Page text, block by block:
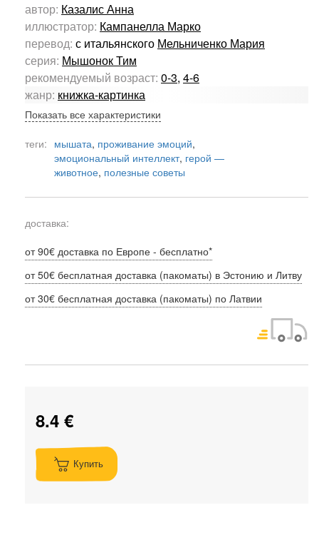
автор: Казалис Анна
иллюстратор: Кампанелла Марко
перевод: с итальянского Мельниченко Мария
серия: Мышонок Тим
рекомендуемый возраст: 0-3, 4-6
жанр: книжка-картинка
Показать все характеристики
теги: мышата, проживание эмоций,
эмоциональный интеллект, герой —
животное, полезные советы
доставка:
от 90€ доставка по Европе - бесплатно*
от 50€ бесплатная доставка (пакоматы) в Эстонию и Литву
от 30€ бесплатная доставка (пакоматы) по Латвии
8.4 €
Купить